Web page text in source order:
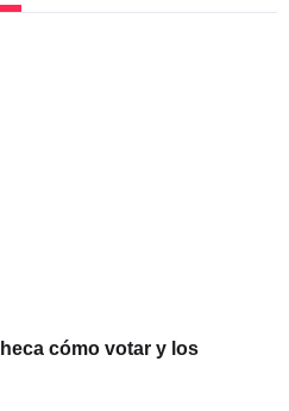
cómo votar y los